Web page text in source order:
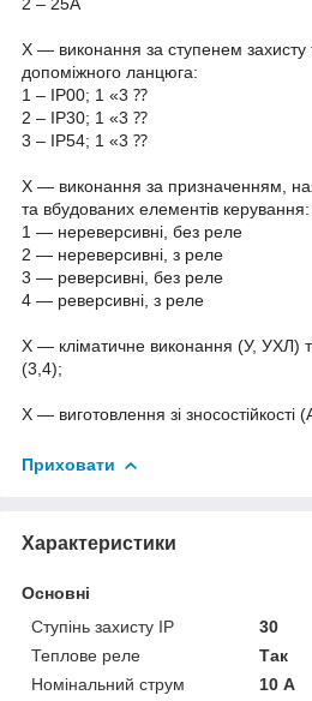
X — виконання за ступенем захисту
допоміжного ланцюга:
1 – IP00; 1 «3 ⁇
2 – IP30; 1 «3 ⁇
3 – IP54; 1 «3 ⁇
X — виконання за призначенням,
та вбудованих елементів керування:
1 — нереверсивні, без реле
2 — нереверсивні, з реле
3 — реверсивні, без реле
4 — реверсивні, з реле
X — кліматичне виконання (У, УХЛ)
(3,4);
X — виготовлення зі зносостійкості
Приховати
Характеристики
Основні
Ступінь захисту IP
30
Теплове реле
Так
Номінальний струм
10 А